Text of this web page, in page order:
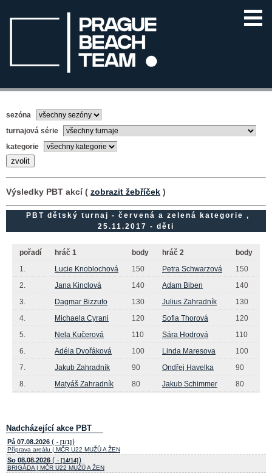
sezóna
turnajová série
kategorie
Výsledky PBT akcí ( zobrazit žebříček )
PBT dětský turnaj - červená a zelená kategorie ,
25.11.2017 - děti
pořadí hráč 1 body hráč 2
body
1.
Lucie Knoblochová 150 Petra Schwarzová
150
2.
Jana Kinclová 140 Adam Biben
140
3.
Dagmar Bizzuto 130 Julius Zahradník
130
4.
Michaela Cyrani 120 Sofia Thorová
120
5.
Nela Kučerová 110 Sára Hodrová
110
6.
Adéla Dvořáková 100 Linda Maresova
100
7.
Jakub Zahradník 90 Ondřej Havelka
90
8.
Matyáš Zahradník 80 Jakub Schimmer 80
Nadcházející akce PBT
Pá 07.08.2026 ( - [1/1] )
Příprava areálu | MČR U22 MUŽŮ A ŽEN
So 08.08.2026 ( - [14/14] )
BRIGÁDA | MČR U22 MUŽŮ A ŽEN